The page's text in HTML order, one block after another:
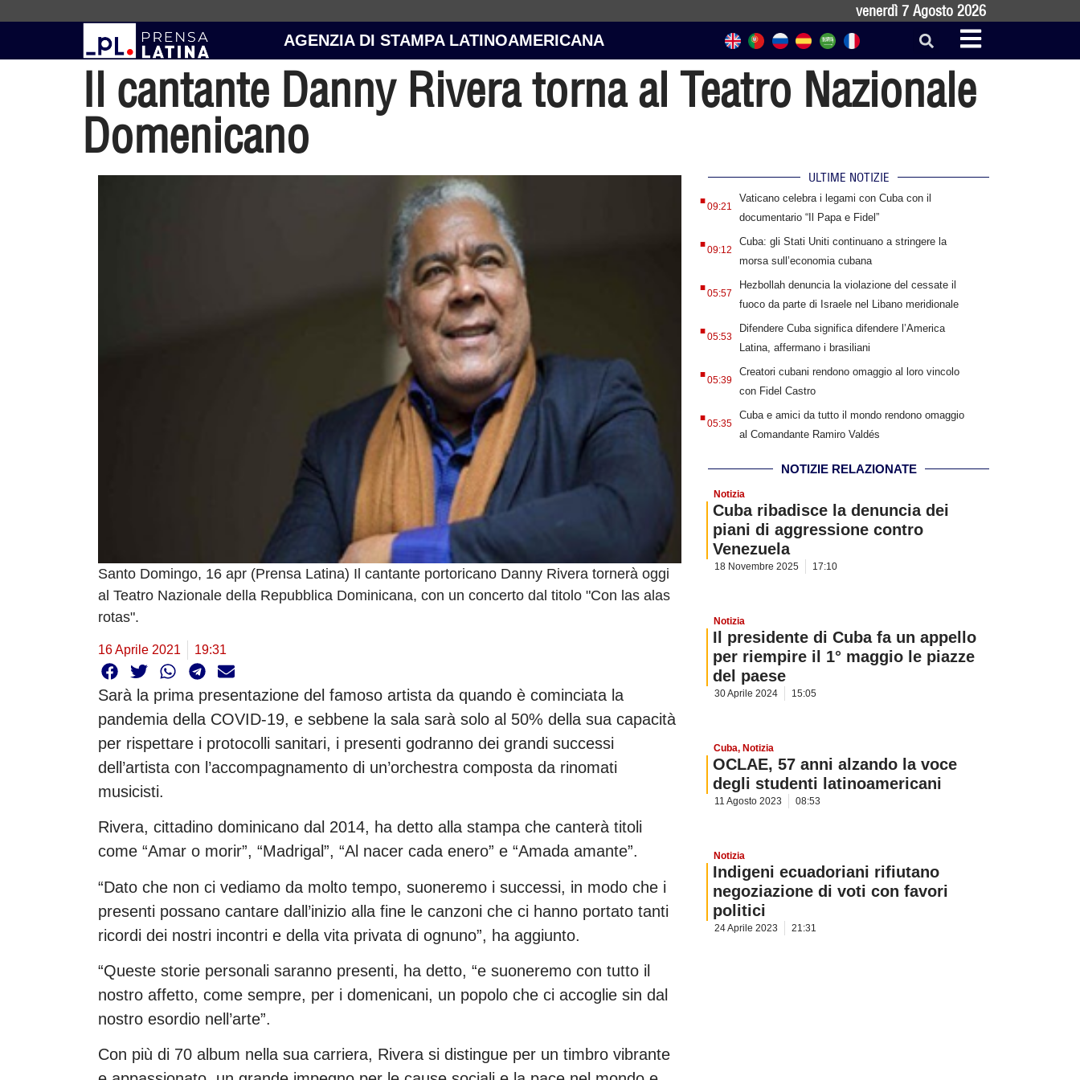
venerdì 7 Agosto 2026
AGENZIA DI STAMPA LATINOAMERICANA
Il cantante Danny Rivera torna al Teatro Nazionale
Domenicano
Santo Domingo, 16 apr (Prensa Latina) Il cantante portoricano Danny Rivera tornerà oggi
al Teatro Nazionale della Repubblica Dominicana, con un concerto dal titolo "Con las alas
rotas".
16 Aprile 2021 19:31
Sarà la prima presentazione del famoso artista da quando è cominciata la
pandemia della COVID-19, e sebbene la sala sarà solo al 50% della sua capacità
per rispettare i protocolli sanitari, i presenti godranno dei grandi successi
dell’artista con l’accompagnamento di un’orchestra composta da rinomati
musicisti.
Rivera, cittadino dominicano dal 2014, ha detto alla stampa che canterà titoli
come “Amar o morir”, “Madrigal”, “Al nacer cada enero” e “Amada amante”.
“Dato che non ci vediamo da molto tempo, suoneremo i successi, in modo che i
presenti possano cantare dall’inizio alla fine le canzoni che ci hanno portato tanti
ricordi dei nostri incontri e della vita privata di ognuno”, ha aggiunto.
“Queste storie personali saranno presenti, ha detto, “e suoneremo con tutto il
nostro affetto, come sempre, per i domenicani, un popolo che ci accoglie sin dal
nostro esordio nell’arte”.
Con più di 70 album nella sua carriera, Rivera si distingue per un timbro vibrante
ULTIME NOTIZIE
.09:21
Vaticano celebra i legami con Cuba con il
documentario “Il Papa e Fidel”
.09:12
Cuba: gli Stati Uniti continuano a stringere la
morsa sull’economia cubana
.05:57
Hezbollah denuncia la violazione del cessate il
fuoco da parte di Israele nel Libano meridionale
.05:53
Difendere Cuba significa difendere l’America
Latina, affermano i brasiliani
.05:39
Creatori cubani rendono omaggio al loro vincolo
con Fidel Castro
.05:35
Cuba e amici da tutto il mondo rendono omaggio
al Comandante Ramiro Valdés
NOTIZIE RELAZIONATE
Notizia
Cuba ribadisce la denuncia dei
piani di aggressione contro
Venezuela
18 Novembre 2025 17:10
Notizia
Il presidente di Cuba fa un appello
per riempire il 1° maggio le piazze
del paese
30 Aprile 2024 15:05
Cuba, Notizia
OCLAE, 57 anni alzando la voce
degli studenti latinoamericani
11 Agosto 2023 08:53
Notizia
Indigeni ecuadoriani rifiutano
negoziazione di voti con favori
politici
24 Aprile 2023 21:31